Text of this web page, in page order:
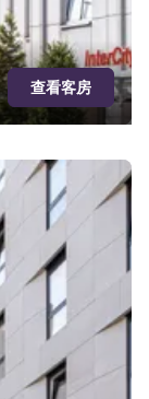
查看客房